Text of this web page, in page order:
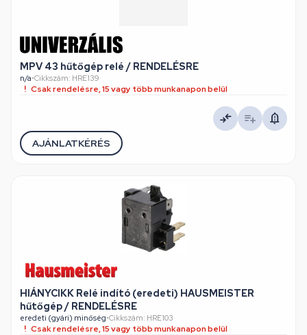
MPV 43 hűtőgép relé / RENDELÉSRE
n/a•Cikkszám: HRE139
Csak rendelésre, 15 vagy több munkanapon belül
AJÁNLATKÉRÉS
HIÁNYCIKK Relé indító (eredeti) HAUSMEISTER
hűtőgép / RENDELÉSRE
eredeti (gyári) minőség•Cikkszám: HRE103
Csak rendelésre, 15 vagy több munkanapon belül